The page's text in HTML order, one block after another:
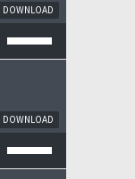
DOWNLOAD
DOWNLOAD